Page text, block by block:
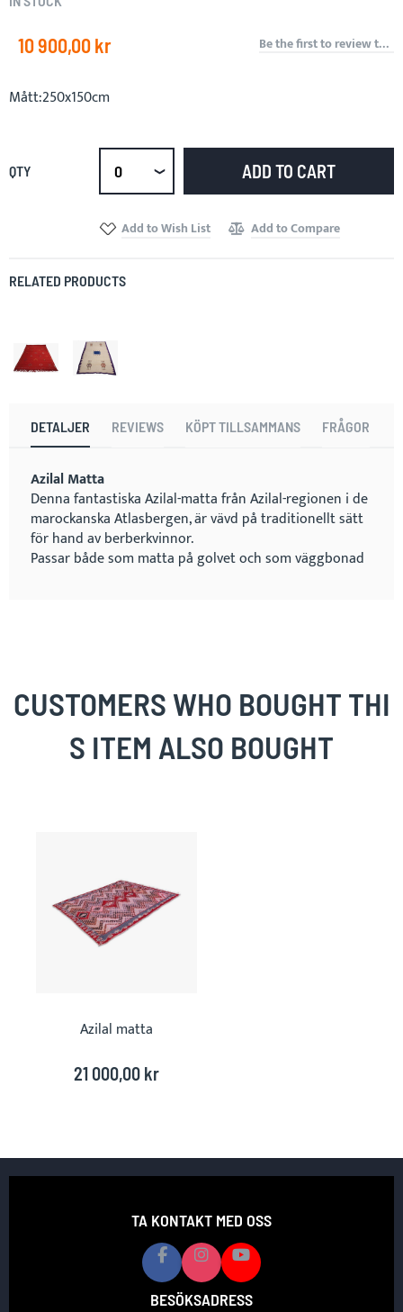
images
10 900,00 kr Be the first to review this product
Mått:250x150cm
QTY ADD TO CART
Add to Wish List Add to Compare
RELATED PRODUCTS
DETALJER REVIEWS KÖPT TILLSAMMANS FRÅGOR
Azilal Matta
Denna fantastiska Azilal-matta från Azilal-regionen i de
marockanska Atlasbergen, är vävd på traditionellt sätt
för hand av berberkvinnor.
Passar både som matta på golvet och som väggbonad
CUSTOMERS WHO BOUGHT THI
S ITEM ALSO BOUGHT
Azilal matta
21 000,00 kr
TA KONTAKT MED OSS
BESÖKSADRESS